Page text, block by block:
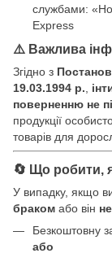
службами:
Express
⚠️ Важлива
Згідно з
19.03.1994 р.
поверненню не
продукції
товарів для
🔄 Що робити,
У випадку, якщо
браком або він
Безкоштовну
або